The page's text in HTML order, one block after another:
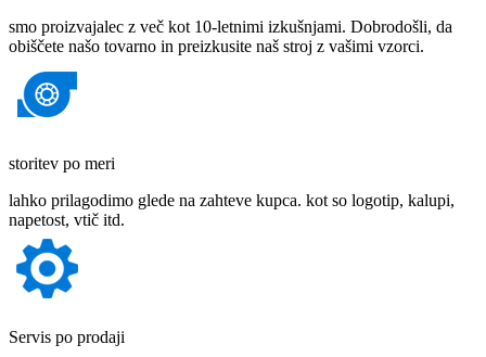
smo proizvajalec z več kot 10-letnimi izkušnjami. Dobrodošli, da
obiščete našo tovarno in preizkusite naš stroj z vašimi vzorci.
storitev po meri
lahko prilagodimo glede na zahteve kupca. kot so logotip, kalupi,
napetost, vtič itd.
Servis po prodaji